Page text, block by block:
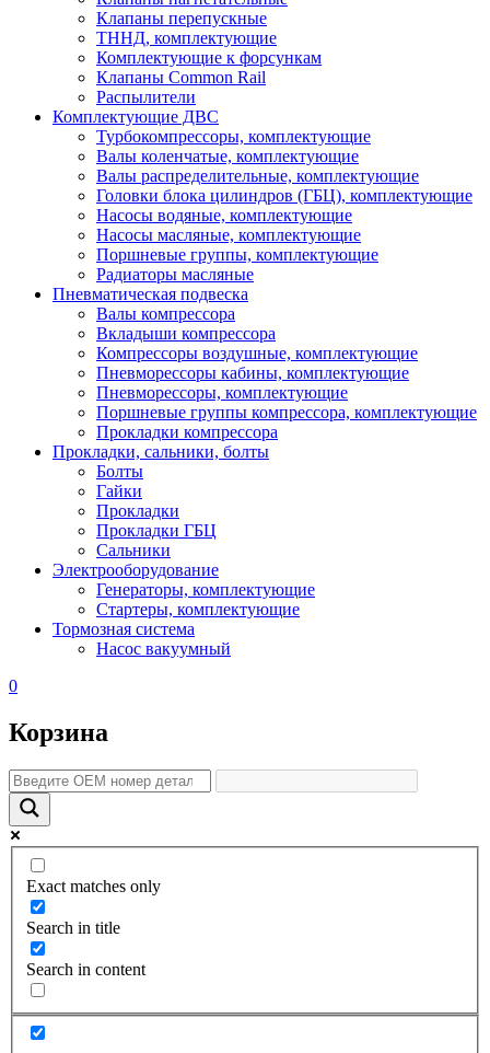
Клапаны перепускные
ТННД, комплектующие
Комплектующие к форсункам
Клапаны Common Rail
Распылители
Комплектующие ДВС
Турбокомпрессоры, комплектующие
Валы коленчатые, комплектующие
Валы распределительные, комплектующие
Головки блока цилиндров (ГБЦ), комплектующие
Насосы водяные, комплектующие
Насосы масляные, комплектующие
Поршневые группы, комплектующие
Радиаторы масляные
Пневматическая подвеска
Валы компрессора
Вкладыши компрессора
Компрессоры воздушные, комплектующие
Пневморессоры кабины, комплектующие
Пневморессоры, комплектующие
Поршневые группы компрессора, комплектующие
Прокладки компрессора
Прокладки, сальники, болты
Болты
Гайки
Прокладки
Прокладки ГБЦ
Сальники
Электрооборудование
Генераторы, комплектующие
Стартеры, комплектующие
Тормозная система
Насос вакуумный
0
Корзина
Exact matches only
Search in title
Search in content